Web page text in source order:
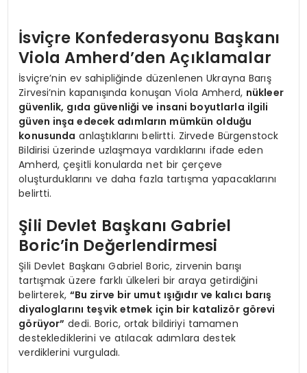
İsviçre Konfederasyonu Başkanı
Viola Amherd’den Açıklamalar
İsviçre’nin ev sahipliğinde düzenlenen Ukrayna Barış
Zirvesi’nin kapanışında konuşan Viola Amherd, nükleer
güvenlik, gıda güvenliği ve insani boyutlarla ilgili
güven inşa edecek adımların mümkün olduğu
konusunda anlaştıklarını belirtti. Zirvede Bürgenstock
Bildirisi üzerinde uzlaşmaya vardıklarını ifade eden
Amherd, çeşitli konularda net bir çerçeve
oluşturduklarını ve daha fazla tartışma yapacaklarını
belirtti.
Şili Devlet Başkanı Gabriel
Boric’in Değerlendirmesi
Şili Devlet Başkanı Gabriel Boric, zirvenin barışı
tartışmak üzere farklı ülkeleri bir araya getirdiğini
belirterek, “Bu zirve bir umut ışığıdır ve kalıcı barış
diyaloglarını teşvik etmek için bir katalizör görevi
görüyor” dedi. Boric, ortak bildiriyi tamamen
desteklediklerini ve atılacak adımlara destek
verdiklerini vurguladı.